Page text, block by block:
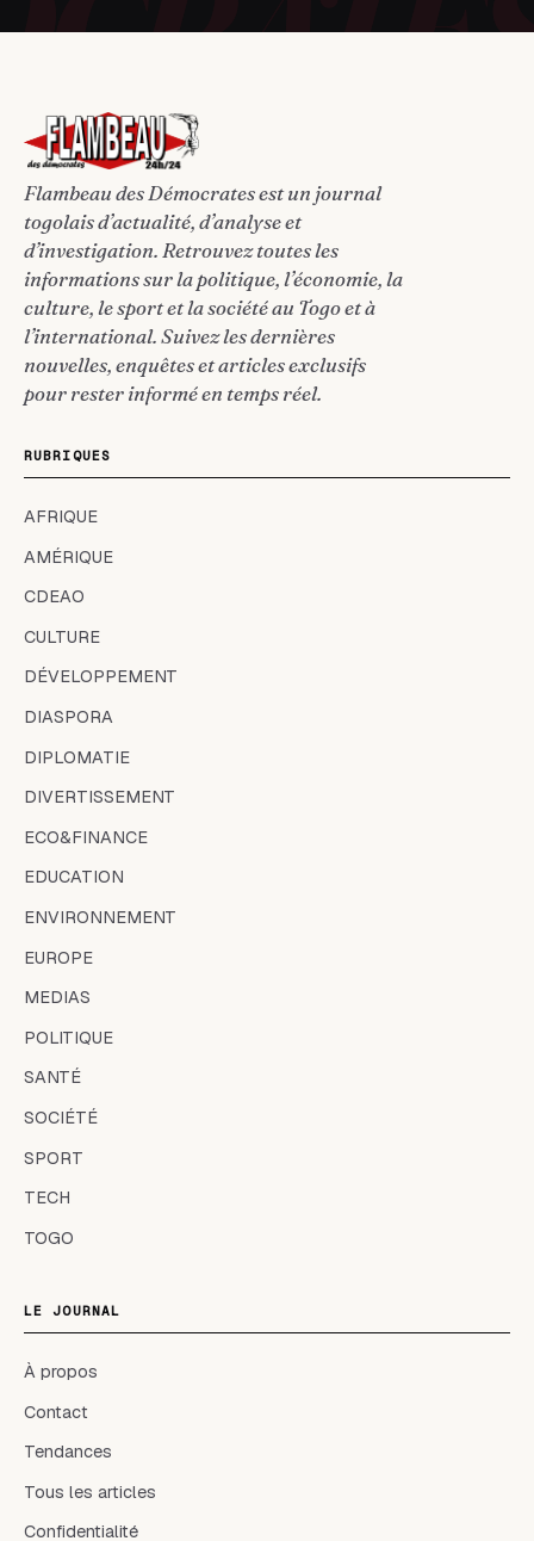
Flambeau des Démocrates est un journal
togolais d’actualité, d’analyse et
d’investigation. Retrouvez toutes les
informations sur la politique, l’économie, la
culture, le sport et la société au Togo et à
l’international. Suivez les dernières
nouvelles, enquêtes et articles exclusifs
pour rester informé en temps réel.
RUBRIQUES
AFRIQUE
AMÉRIQUE
CDEAO
CULTURE
DÉVELOPPEMENT
DIASPORA
DIPLOMATIE
DIVERTISSEMENT
ECO&FINANCE
EDUCATION
ENVIRONNEMENT
EUROPE
MEDIAS
POLITIQUE
SANTÉ
SOCIÉTÉ
SPORT
TECH
TOGO
LE JOURNAL
À propos
Contact
Tendances
Tous les articles
Confidentialité